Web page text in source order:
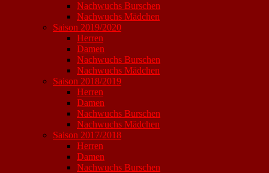
Nachwuchs Burschen
Nachwuchs Mädchen
Saison 2019/2020
Herren
Damen
Nachwuchs Burschen
Nachwuchs Mädchen
Saison 2018/2019
Herren
Damen
Nachwuchs Burschen
Nachwuchs Mädchen
Saison 2017/2018
Herren
Damen
Nachwuchs Burschen